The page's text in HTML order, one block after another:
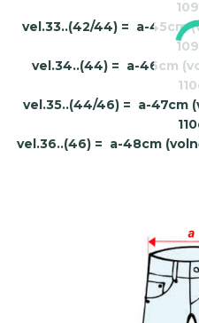
vel.33..(42/44) = a-45cm
vel.34..(44) = a-46cm
vel.35..(44/46) = a-47cm
vel.36..(46) = a-48cm